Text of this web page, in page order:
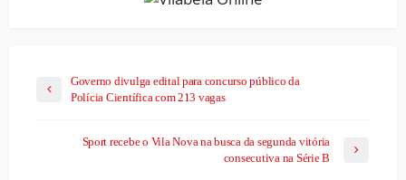
Governo divulga edital para concurso público da
Polícia Científica com 213 vagas
Sport recebe o Vila Nova na busca da segunda vitória
consecutiva na Série B